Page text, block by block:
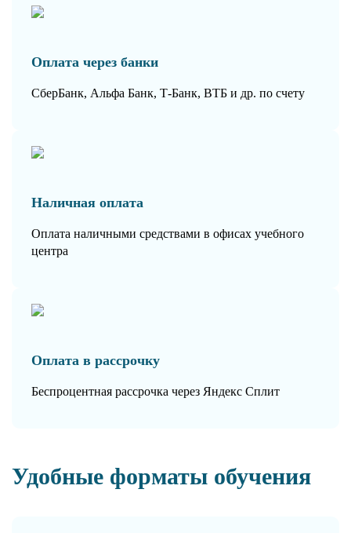
Оплата через банки
СберБанк, Альфа Банк, Т-Банк, ВТБ и др. по счету
Наличная оплата
Оплата наличными средствами в офисах учебного
центра
Оплата в рассрочку
Беспроцентная рассрочка через Яндекс Сплит
Удобные форматы обучения